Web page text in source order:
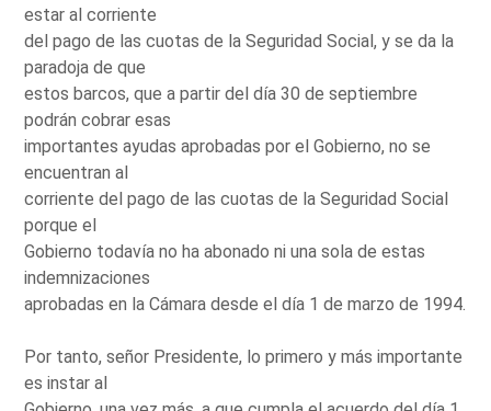
estar al corriente
del pago de las cuotas de la Seguridad Social, y se da la
paradoja de que
estos barcos, que a partir del día 30 de septiembre
podrán cobrar esas
importantes ayudas aprobadas por el Gobierno, no se
encuentran al
corriente del pago de las cuotas de la Seguridad Social
porque el
Gobierno todavía no ha abonado ni una sola de estas
indemnizaciones
aprobadas en la Cámara desde el día 1 de marzo de 1994.
Por tanto, señor Presidente, lo primero y más importante
es instar al